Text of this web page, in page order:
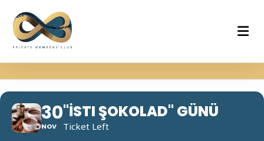
30
NOV
"İSTI ŞOKOLAD" GÜNÜ
Ticket Left